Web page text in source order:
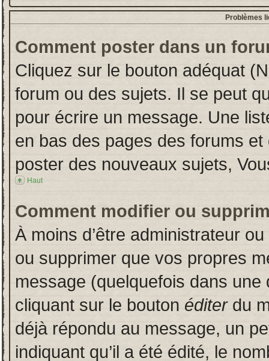
Problèmes
Comment poster dans un
Cliquez sur le bouton adéquat
forum ou des sujets. Il se peut
pour écrire un message. Une
en bas des pages des forums
poster des nouveaux sujets,
Haut
Comment modifier ou
À moins d’être administrateur
ou supprimer que vos propres
message (quelquefois dans
cliquant sur le bouton éditerdu
déjà répondu au message, un
indiquant qu’il a été édité, le